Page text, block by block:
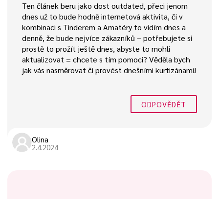
Ten článek beru jako dost outdated, přeci jenom
dnes už to bude hodně internetová aktivita, či v
kombinaci s Tinderem a Amatéry to vidím dnes a
denně, že bude nejvíce zákazníků – potřebujete si
prostě to prožít ještě dnes, abyste to mohli
aktualizovat = chcete s tím pomoci? Věděla bych
jak vás nasměrovat či provést dnešními kurtizánami!
ODPOVĚDĚT
Olina
2.4.2024